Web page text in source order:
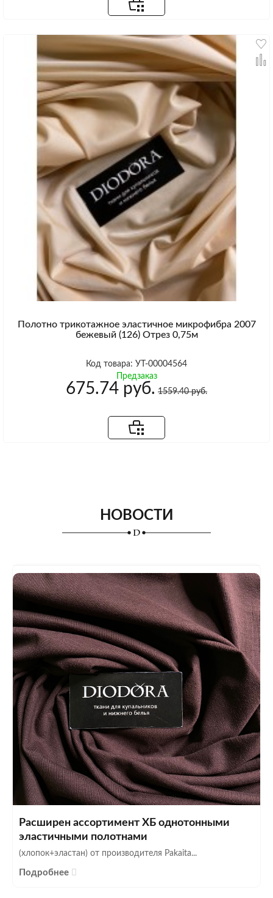
Полотно трикотажное эластичное микрофибра 2007
бежевый (126) Отрез 0,75м
Код товара: УТ-00004564
Предзаказ
675.74 руб. 1559.40 руб.
НОВОСТИ
Расширен ассортимент ХБ однотонными
эластичными полотнами
(хлопок+эластан) от производителя Pakaita...
Подробнее